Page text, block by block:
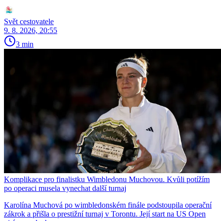
Svět cestovatele
9. 8. 2026, 20:55
3 min
Komplikace pro finalistku Wimbledonu Muchovou. Kvůli potížím
po operaci musela vynechat další turnaj
Karolína Muchová po wimbledonském finále podstoupila operační
zákrok a přišla o prestižní turnaj v Torontu. Její start na US Open